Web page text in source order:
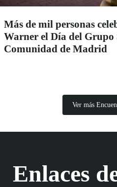
Más de mil personas
Warner el Día del Grupo
Comunidad de Madrid
Ver más
Enlaces